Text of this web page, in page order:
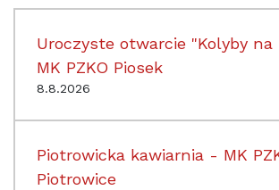
Uroczyste otwarcie "Kolyby na
MK PZKO Piosek
8.8.2026
Piotrowicka kawiarnia - MK
Piotrowice